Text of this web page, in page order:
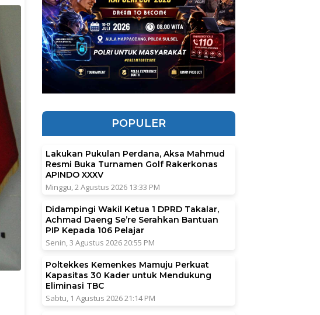
POPULER
Lakukan Pukulan Perdana, Aksa Mahmud
Resmi Buka Turnamen Golf Rakerkonas
APINDO XXXV
Minggu, 2 Agustus 2026 13:33 PM
Didampingi Wakil Ketua 1 DPRD Takalar,
Achmad Daeng Se’re Serahkan Bantuan
PIP Kepada 106 Pelajar
Senin, 3 Agustus 2026 20:55 PM
Poltekkes Kemenkes Mamuju Perkuat
Kapasitas 30 Kader untuk Mendukung
Eliminasi TBC
Sabtu, 1 Agustus 2026 21:14 PM